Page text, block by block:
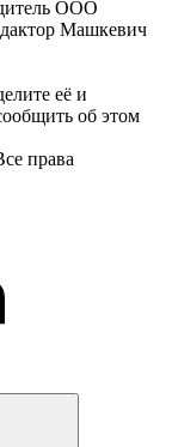
ООО
Машкевич
её и
об этом
права